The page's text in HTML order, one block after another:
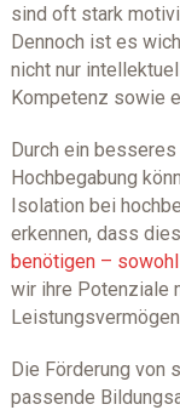
sind oft stark
Dennoch ist es
nicht nur
Kompetenz sowie
Durch ein
Hochbegabung
Isolation bei
erkennen, dass
benötigen –
wir ihre Potenziale
Die Förderung von
passende